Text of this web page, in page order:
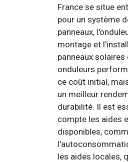
France se situe
pour un système
panneaux,
montage et
panneaux
onduleurs
ce coût initial,
un meilleur
durabilité. Il est
compte les aides
disponibles,
les aides locales,